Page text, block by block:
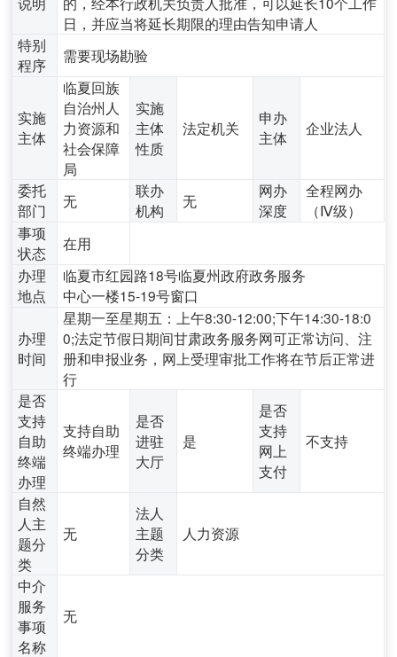
日，并应当将延长期限的理由告知申请人
特别
程序
需要现场勘验
实施
主体
临夏回族
自治州人
力资源和
社会保障
局
实施
主体
性质
法定机关
申办
主体
企业法人
委托
部门
无
联办
机构
无
网办
深度
全程网办
（Ⅳ级）
事项
状态
在用
办理
地点
临夏市红园路18号临夏州政府政务服务
中心一楼15-19号窗口
办理
时间
星期一至星期五：上午8:30-12:00;下午14:30-18:0
0;法定节假日期间甘肃政务服务网可正常访问、注
册和申报业务，网上受理审批工作将在节后正常进
行
是否
支持
自助
终端
办理
支持自助
终端办理
是否
进驻
大厅
是
是否
支持
网上
支付
不支持
自然
人主
题分
类
无
法人
主题
分类
人力资源
中介
服务
事项
名称
无